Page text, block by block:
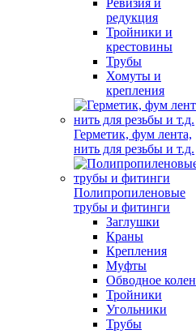
Ревизия и
редукция
Тройники и
крестовины
Трубы
Хомуты и
крепления
Герметик, фум лента,
нить для резьбы и т.д.
Полипропиленовые
трубы и фитинги
Заглушки
Краны
Крепления
Муфты
Обводное
Тройники
Угольники
Трубы